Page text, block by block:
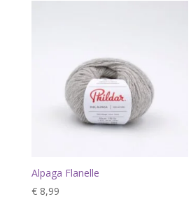
Alpaga Flanelle
€8,99